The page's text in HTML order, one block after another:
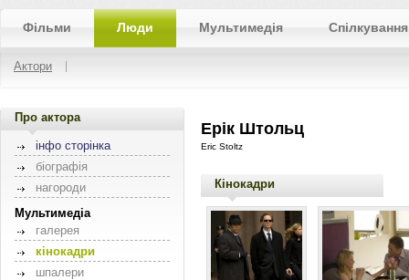
Фільми Люди Мультимедія Спілкування
Актори
Про актора
інфо сторінка
біографія
нагороди
Мультимедіа
галерея
кінокадри
шпалери
Ерік Штольц
Eric Stoltz
Кінокадри